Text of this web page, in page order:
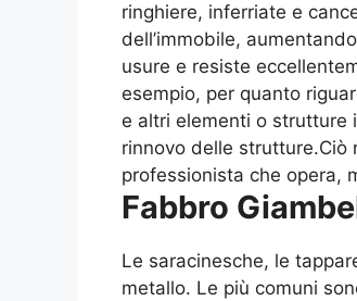
ringhiere, inferriate e
dell’immobile,
usure e resiste
esempio, per quanto
e altri elementi o strutture
rinnovo delle strutture.Ciò
professionista che opera,
Fabbro
Le saracinesche, le
metallo. Le più comuni